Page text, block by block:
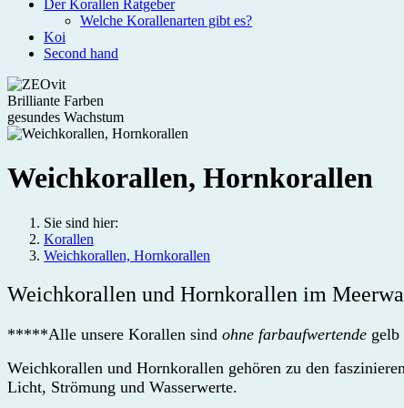
Der Korallen Ratgeber
Welche Korallenarten gibt es?
Koi
Second hand
Brilliante Farben
gesundes Wachstum
Weichkorallen, Hornkorallen
Sie sind hier:
Korallen
Weichkorallen, Hornkorallen
Weichkorallen und Hornkorallen im
*****Alle unsere Korallen sind ohne farbaufwertende gelb
Weichkorallen und Hornkorallen gehören zu den
Licht, Strömung und Wasserwerte.